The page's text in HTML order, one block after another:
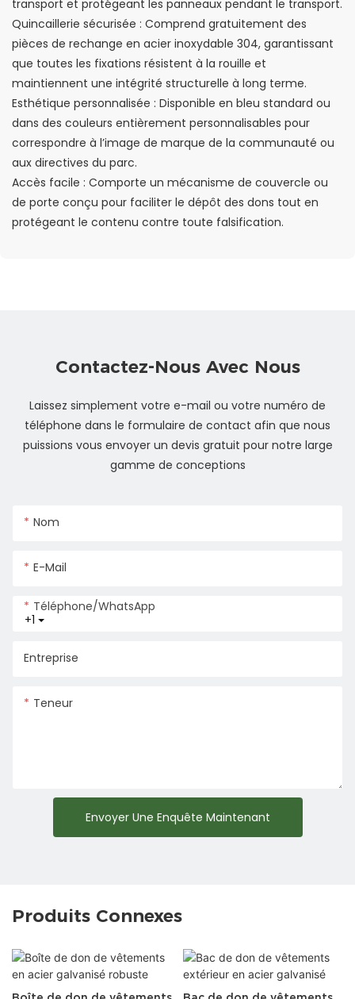
transport et protégeant les panneaux pendant le transport.
Quincaillerie sécurisée : Comprend gratuitement des
pièces de rechange en acier inoxydable 304, garantissant
que toutes les fixations résistent à la rouille et
maintiennent une intégrité structurelle à long terme.
Esthétique personnalisée : Disponible en bleu standard ou
dans des couleurs entièrement personnalisables pour
correspondre à l’image de marque de la communauté ou
aux directives du parc.
Accès facile : Comporte un mécanisme de couvercle ou
de porte conçu pour faciliter le dépôt des dons tout en
protégeant le contenu contre toute falsification.
Contactez-Nous Avec Nous
Laissez simplement votre e-mail ou votre numéro de
téléphone dans le formulaire de contact afin que nous
puissions vous envoyer un devis gratuit pour notre large
gamme de conceptions
Nom
E-Mail
+1
Téléphone/WhatsApp
Entreprise
Teneur
Envoyer Une Enquête Maintenant
Produits Connexes